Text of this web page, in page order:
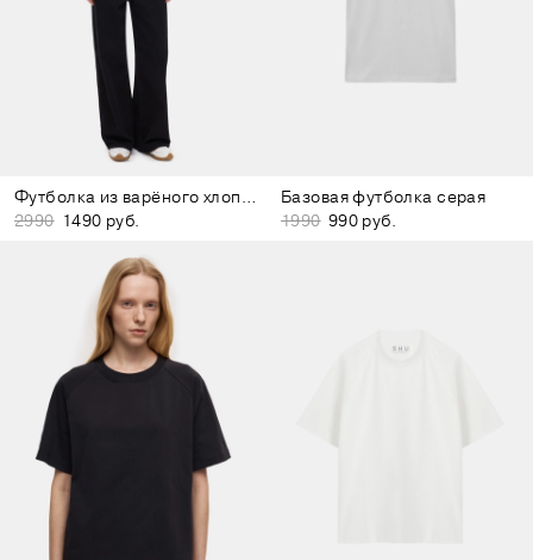
Футболка из варёного хлопка светло-зелёная
2990 1490 руб.
Базовая футболка серая
1990 990 руб.